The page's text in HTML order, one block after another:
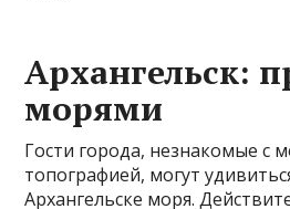
Архангельск:
морями
Гости города, незнакомые с
топографией, могут
Архангельске моря.